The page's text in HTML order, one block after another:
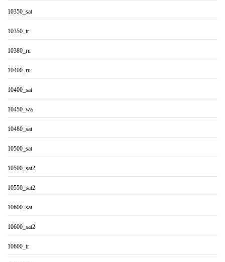
10350_sat
10350_tr
10380_ru
10400_ru
10400_sat
10450_wa
10480_sat
10500_sat
10500_sat2
10550_sat2
10600_sat
10600_sat2
10600_tr